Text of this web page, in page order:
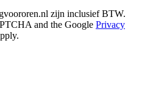
zijn inclusief BTW.
and the Google Privacy